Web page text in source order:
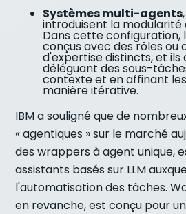
Systèmes multi-agents
introduisent la modularité
Dans cette configuration,
conçus avec des rôles ou
d'expertise distincts, et
déléguant des sous-
contexte et en affinant
manière itérative.
IBM a souligné que de
« agentiques » sur le marché
des wrappers à agent unique,
assistants basés sur LLM
l'automatisation des tâches.
en revanche, est conçu pour